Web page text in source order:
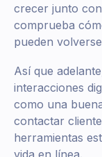
crecer junto
comprueba
pueden
Así que
interacciones
como una
contactar
herramientas
vida en línea.